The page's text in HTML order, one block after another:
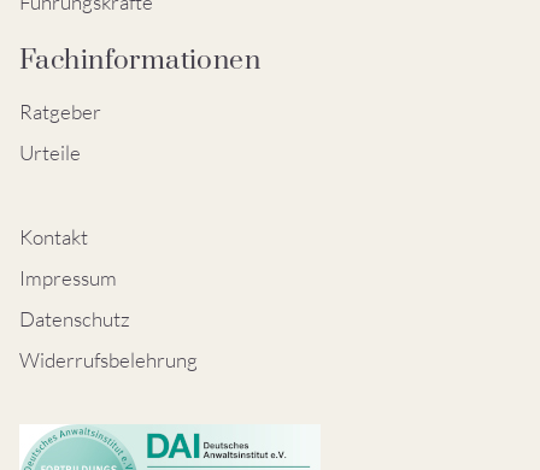
Fachinformationen
Ratgeber
Urteile
Kontakt
Impressum
Datenschutz
Widerrufsbelehrung